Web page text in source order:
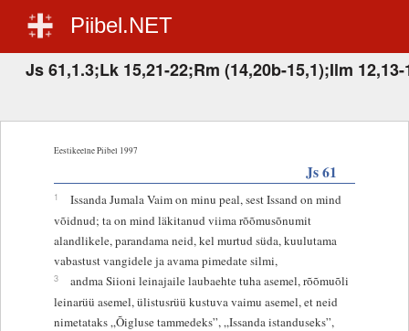
Piibel.NET
Js 61,1.3;Lk 15,21-22;Rm (14,20b-15,1);Ilm 12,13-
Eestikeelne Piibel 1997
Js 61
1
Issanda Jumala Vaim on minu peal, sest Issand on mind
võidnud; ta on mind läkitanud viima rõõmusõnumit
alandlikele, parandama neid, kel murtud süda, kuulutama
vabastust vangidele ja avama pimedate silmi,
3
andma Siioni leinajaile laubaehte tuha asemel, rõõmuõli
leinarüü asemel, ülistusrüü kustuva vaimu asemel, et neid
nimetataks „Õigluse tammedeks”, „Issanda istanduseks”,